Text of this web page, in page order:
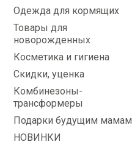
Одежда для кормящих
Товары для
новорожденных
Косметика и гигиена
Скидки, уценка
Комбинезоны-
трансформеры
Подарки будущим мамам
НОВИНКИ